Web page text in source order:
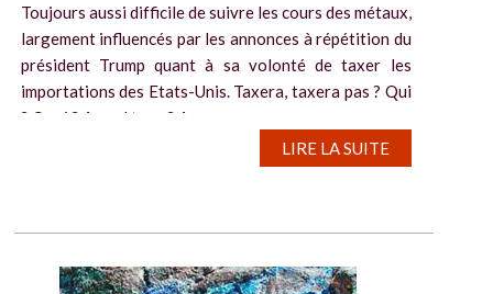
Toujours aussi difficile de suivre les cours des métaux,
largement influencés par les annonces à répétition du
président Trump quant à sa volonté de taxer les
importations des Etats-Unis. Taxera, taxera pas ? Qui
? Quoi ? A quel taux ? A...
LIRE LA SUITE